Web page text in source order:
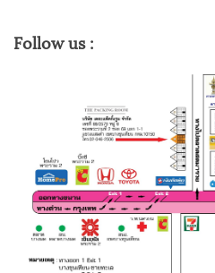
Follow us :